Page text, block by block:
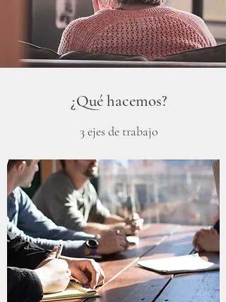
¿Qué hacemos?
3 ejes de trabajo